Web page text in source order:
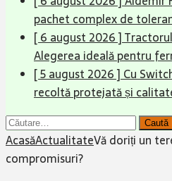
pachet complex de
[ 6 august 2026 ]
Alegerea ideală pentru
[ 5 august 2026 ] Cu
recoltă protejată și
Caută
după:
AcasăActualitateVă doriți un
compromisuri? ​